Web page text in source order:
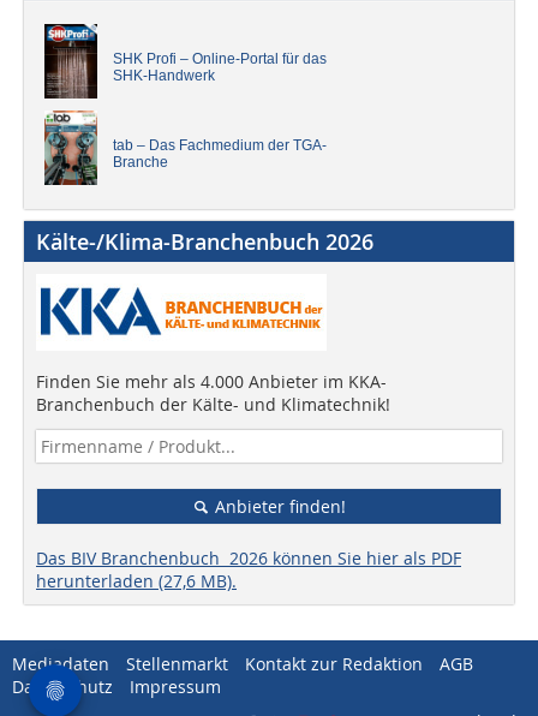
SHK Profi – Online-Portal für das
SHK-Handwerk
tab – Das Fachmedium der TGA-
Branche
Kälte-/Klima-Branchenbuch 2026
Finden Sie mehr als 4.000 Anbieter im KKA-
Branchenbuch der Kälte- und Klimatechnik!
Anbieter finden!
Das BIV Branchenbuch 2026 können Sie hier als PDF
herunterladen (27,6 MB).
Mediadaten Stellenmarkt Kontakt zur Redaktion
AGB
Datenschutz
Impressum